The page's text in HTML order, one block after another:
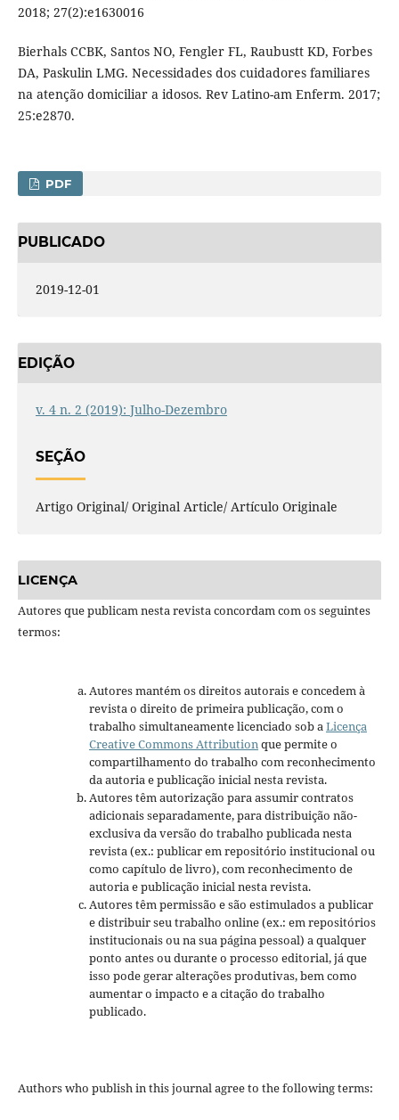
2018; 27(2):e1630016
Bierhals CCBK, Santos NO, Fengler FL, Raubustt KD, Forbes
DA, Paskulin LMG. Necessidades dos cuidadores familiares
na atenção domiciliar a idosos. Rev Latino-am Enferm. 2017;
25:e2870.
PDF
PUBLICADO
2019-12-01
EDIÇÃO
v. 4 n. 2 (2019): Julho-Dezembro
SEÇÃO
Artigo Original/ Original Article/ Artículo Originale
LICENÇA
Autores que publicam nesta revista concordam com os seguintes
termos:
Autores mantém os direitos autorais e concedem à
revista o direito de primeira publicação, com o
trabalho simultaneamente licenciado sob aLicença
Creative Commons Attributionque permite o
compartilhamento do trabalho com reconhecimento
da autoria e publicação inicial nesta revista.
Autores têm autorização para assumir contratos
adicionais separadamente, para distribuição não-
exclusiva da versão do trabalho publicada nesta
revista (ex.: publicar em repositório institucional ou
como capítulo de livro), com reconhecimento de
autoria e publicação inicial nesta revista.
Autores têm permissão e são estimulados a publicar
e distribuir seu trabalho online (ex.: em repositórios
institucionais ou na sua página pessoal) a qualquer
ponto antes ou durante o processo editorial, já que
isso pode gerar alterações produtivas, bem como
aumentar o impacto e a citação do trabalho
publicado.
Authors who publish in this journal agree to the following terms: